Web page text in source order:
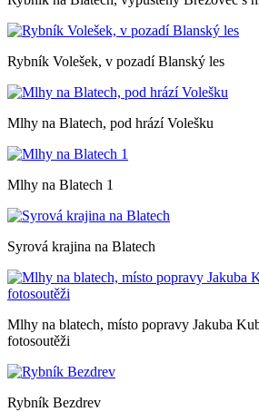
Rybník Volešek, v pozadí Blanský les
Mlhy na Blatech, pod hrází Volešku
Mlhy na Blatech 1
Syrová krajina na Blatech
Mlhy na blatech, místo popravy Jakuba
fotosoutěži
Rybník Bezdrev